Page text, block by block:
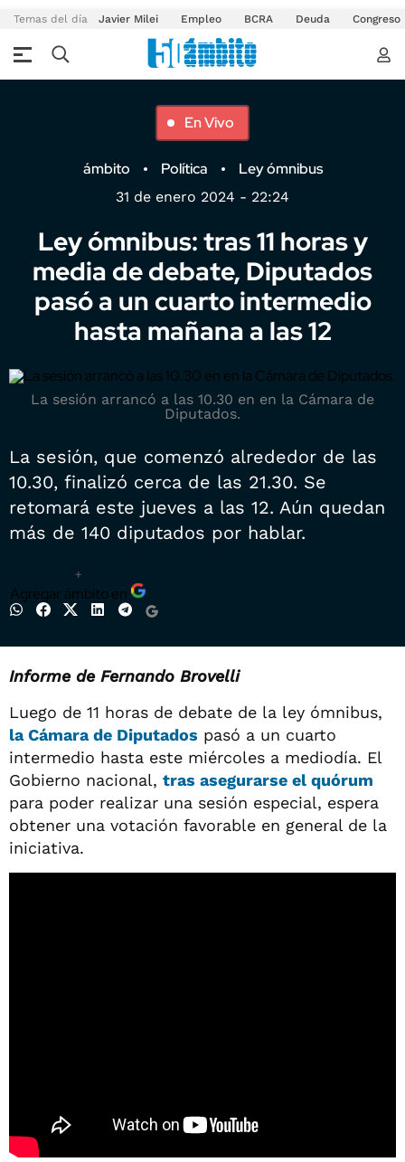
Temas del día Javier Milei Empleo BCRA Deuda Congreso
En Vivo
ámbito Política Ley ómnibus
31 de enero 2024 - 22:24
Ley ómnibus: tras 11 horas y
media de debate, Diputados
pasó a un cuarto intermedio
hasta mañana a las 12
La sesión arrancó a las 10.30 en en la Cámara de
Diputados.
La sesión, que comenzó alrededor de las
10.30, finalizó cerca de las 21.30. Se
retomará este jueves a las 12. Aún quedan
más de 140 diputados por hablar.
+
Agregar ámbito en
Informe de Fernando Brovelli
Luego de 11 horas de debate de la ley ómnibus,
la Cámara de Diputados pasó a un cuarto
intermedio hasta este miércoles a mediodía. El
Gobierno nacional, tras asegurarse el quórum
para poder realizar una sesión especial, espera
obtener una votación favorable en general de la
iniciativa.